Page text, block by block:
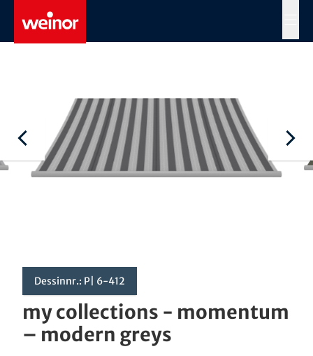
Skip to main content
Dessinnr.: P| 6-412
my collections - momentum
– modern greys